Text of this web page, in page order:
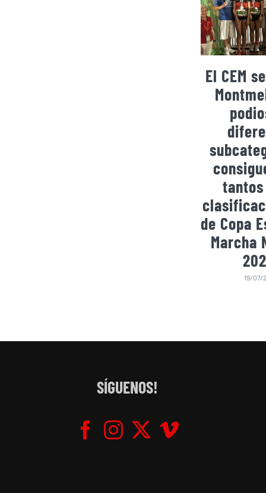
El CEM
de Copa
Marcha
19/07/
SÍGUENOS!